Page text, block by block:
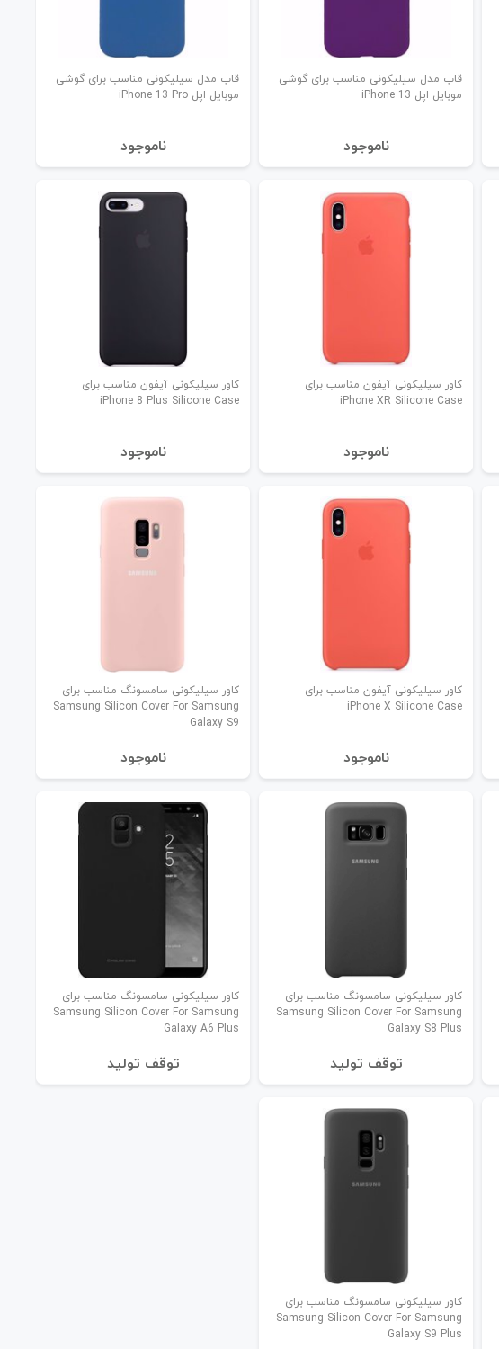
قاب مدل سیلیکونی مناسب برای گوشی
موبایل اپل iPhone 13
نا‌موجود
قاب مدل سیلیکونی مناسب برای گوشی
موبایل اپل iPhone 13 Pro
نا‌موجود
کاور سیلیکونی آیفون مناسب برای
iPhone XR Silicone Case
نا‌موجود
کاور سیلیکونی آیفون مناسب برای
iPhone 8 Plus Silicone Case
نا‌موجود
کاور سیلیکونی آیفون مناسب برای
iPhone X Silicone Case
نا‌موجود
کاور سیلیکونی سامسونگ مناسب برای
Samsung Silicon Cover For Samsung
Galaxy S9
نا‌موجود
کاور سیلیکونی سامسونگ مناسب برای
Samsung Silicon Cover For Samsung
Galaxy S8 Plus
توقف تولید
کاور سیلیکونی سامسونگ مناسب برای
Samsung Silicon Cover For Samsung
Galaxy A6 Plus
توقف تولید
کاور سیلیکونی سامسونگ مناسب برای
Samsung Silicon Cover For Samsung
Galaxy S9 Plus